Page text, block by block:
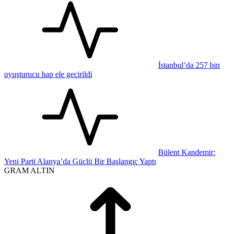
İstanbul’da 257 bin
uyuşturucu hap ele geçirildi
Bülent Kandemir:
Yeni Parti Alanya’da Güçlü Bir Başlangıç Yaptı
GRAM ALTIN